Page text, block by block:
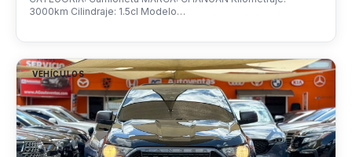
3000km Cilindraje: 1.5cl Modelo…
VEHÍCULOS